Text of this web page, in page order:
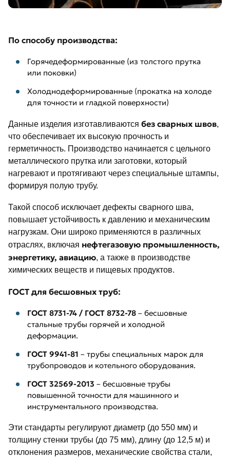
По способу производства:
Горячедеформированные (из толстого прутка
или поковки)
Холоднодеформированные (прокатка на холоде
для точности и гладкой поверхности)
Данные изделия изготавливаются без сварных швов,
что обеспечивает их высокую прочность и
герметичность. Производство начинается с цельного
металлического прутка или заготовки, который
нагревают и протягивают через специальные штампы,
формируя полую трубу.
Такой способ исключает дефекты сварного шва,
повышает устойчивость к давлению и механическим
нагрузкам. Они широко применяются в различных
отраслях, включая нефтегазовую промышленность,
энергетику, авиацию, а также в производстве
химических веществ и пищевых продуктов.
ГОСТ для бесшовных труб:
ГОСТ 8731-74 / ГОСТ 8732-78 – бесшовные
стальные трубы горячей и холодной
деформации.
ГОСТ 9941-81 – трубы специальных марок для
трубопроводов и котельного оборудования.
ГОСТ 32569-2013 – бесшовные трубы
повышенной точности для машинного и
инструментального производства.
Эти стандарты регулируют диаметр (до 550 мм) и
толщину стенки трубы (до 75 мм), длину (до 12,5 м) и
отклонения размеров, механические свойства стали,